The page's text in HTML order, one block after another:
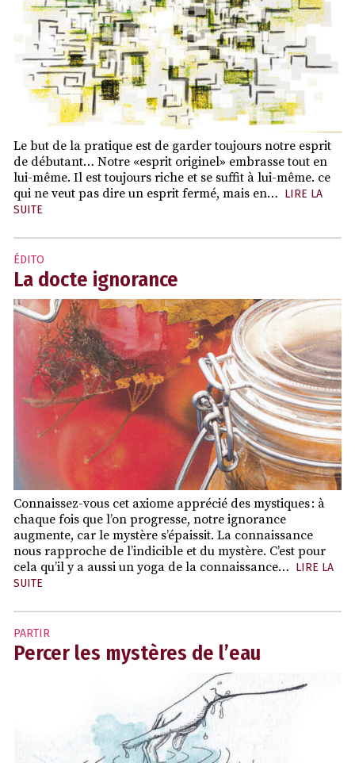
Le but de la pratique est de garder toujours notre esprit
de débutant… Notre «esprit originel» embrasse tout en
lui-même. Il est toujours riche et se suffit à lui-même. ce
qui ne veut pas dire un esprit fermé, mais en… LIRE LA
SUITE
ÉDITO
La docte ignorance
Connaissez-vous cet axiome apprécié des mystiques : à
chaque fois que l’on progresse, notre ignorance
augmente, car le mystère s’épaissit. La connaissance
nous rapproche de l’indicible et du mystère. C’est pour
cela qu’il y a aussi un yoga de la connaissance… LIRE LA
SUITE
PARTIR
Percer les mystères de l’eau